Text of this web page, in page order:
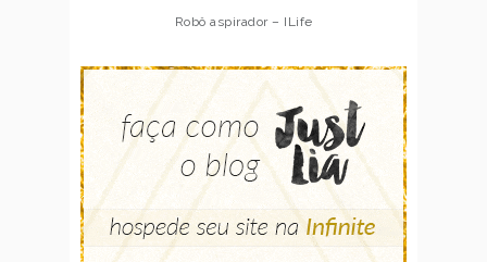
Robô aspirador – ILife